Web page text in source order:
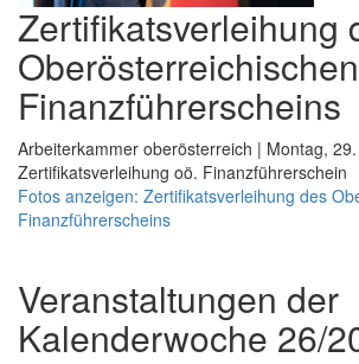
Zertifikatsverleihung
Oberösterreichischen
Finanzführerscheins
Arbeiterkammer oberösterreich | Montag,
Zertifikatsverleihung oö. Finanzführerschein
Fotos anzeigen: Zertifikatsverleihung des
Finanzführerscheins
Veranstaltungen der
Kalenderwoche 26/